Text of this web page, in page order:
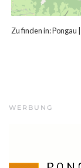
Zu finden in:Pongau |
WERBUNG